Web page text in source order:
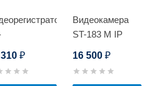
310₽
Видеокамера
ST-183 M IP
16 500 ₽